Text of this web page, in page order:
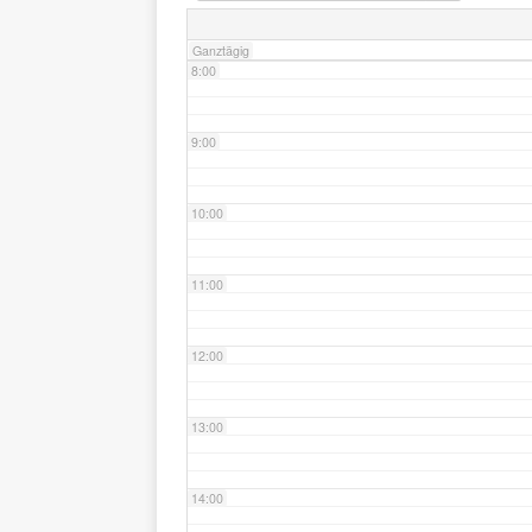
Ganztägig
8:00
9:00
10:00
11:00
12:00
13:00
14:00